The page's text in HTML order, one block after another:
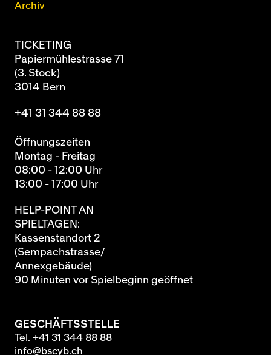
Archiv
TICKETING
Papiermühlestrasse 71
(3. Stock)
3014 Bern
+41 31 344 88 88
Öffnungszeiten
Montag - Freitag
08:00 - 12:00 Uhr
13:00 - 17:00 Uhr
HELP-POINT AN
SPIELTAGEN:
Kassenstandort 2
(Sempachstrasse/
Annexgebäude)
90 Minuten vor Spielbeginn geöffnet
GESCHÄFTSSTELLE
Tel. +41 31 344 88 88
info@bscyb.ch